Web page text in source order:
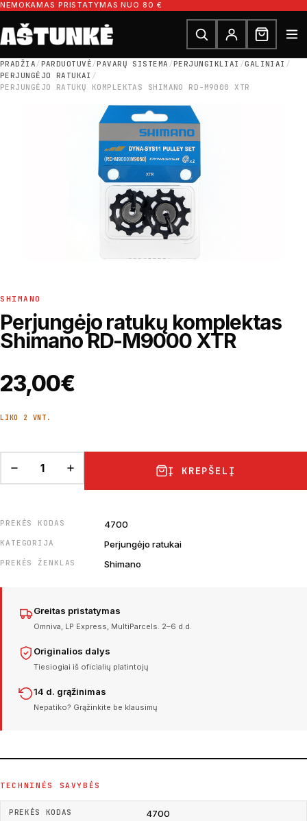
Pereiti prie turinio
NEMOKAMAS PRISTATYMAS NUO 80 €
Ieškoti dalių
Ieškoti
PRADŽIA/PARDUOTUVĖ/PAVARŲ SISTEMA /PERJUNGIKLIAI /GALINIAI /
PERJUNGĖJO RATUKAI /
PERJUNGĖJO RATUKŲ KOMPLEKTAS SHIMANO RD-M9000 XTR
SHIMANO
Perjungėjo ratukų komplektas
Shimano RD-M9000 XTR
23,00€
LIKO 2 VNT.
Į KREPŠELĮ
PREKĖS KODAS 4700
KATEGORIJA Perjungėjo ratukai
PREKĖS ŽENKLAS Shimano
Greitas pristatymas
Omniva, LP Express, MultiParcels. 2–6 d.d.
Originalios dalys
Tiesiogiai iš oficialių platintojų
14 d. grąžinimas
Nepatiko? Grąžinkite be klausimų
TECHNINĖS SAVYBĖS
PREKĖS KODAS 4700